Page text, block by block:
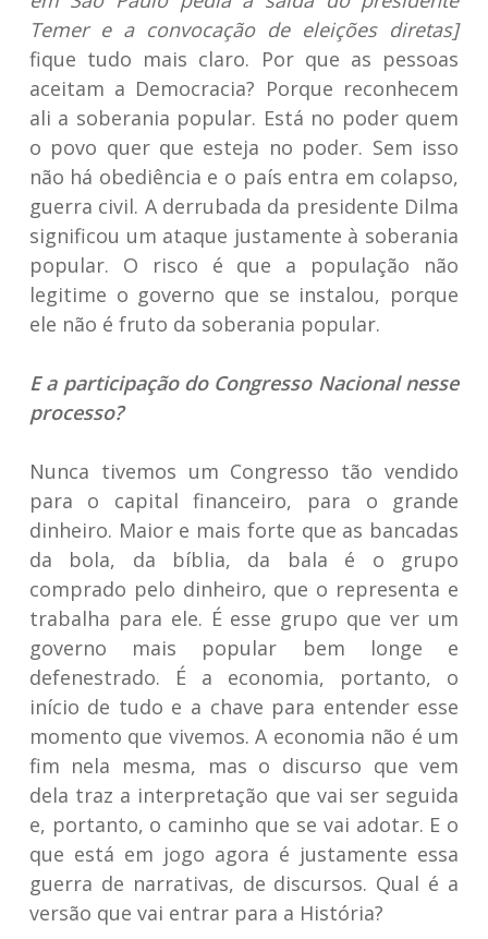
Temer e a convocação de eleições diretas]
fique tudo mais claro. Por que as pessoas
aceitam a Democracia? Porque reconhecem
ali a soberania popular. Está no poder quem
o povo quer que esteja no poder. Sem isso
não há obediência e o país entra em colapso,
guerra civil. A derrubada da presidente Dilma
significou um ataque justamente à soberania
popular. O risco é que a população não
legitime o governo que se instalou, porque
ele não é fruto da soberania popular.
E a participação do Congresso Nacional nesse
processo?
Nunca tivemos um Congresso tão vendido
para o capital financeiro, para o grande
dinheiro. Maior e mais forte que as bancadas
da bola, da bíblia, da bala é o grupo
comprado pelo dinheiro, que o representa e
trabalha para ele. É esse grupo que ver um
governo mais popular bem longe e
defenestrado. É a economia, portanto, o
início de tudo e a chave para entender esse
momento que vivemos. A economia não é um
fim nela mesma, mas o discurso que vem
dela traz a interpretação que vai ser seguida
e, portanto, o caminho que se vai adotar. E o
que está em jogo agora é justamente essa
guerra de narrativas, de discursos. Qual é a
versão que vai entrar para a História?